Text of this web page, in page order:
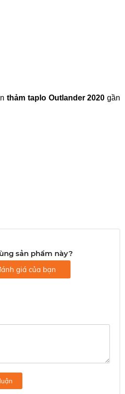
thảm taplo Outlander 2020 gần
sản phẩm này?
giá của bạn